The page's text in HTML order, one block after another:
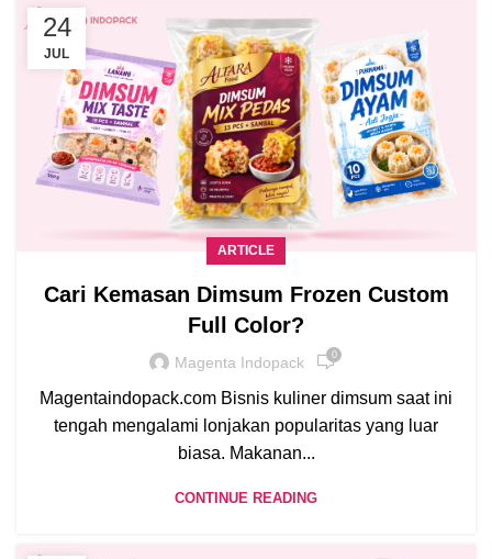
24
JUL
ARTICLE
Cari Kemasan Dimsum Frozen Custom
Full Color?
Magenta Indopack 0
Magentaindopack.com Bisnis kuliner dimsum saat ini
tengah mengalami lonjakan popularitas yang luar
biasa. Makanan...
CONTINUE READING